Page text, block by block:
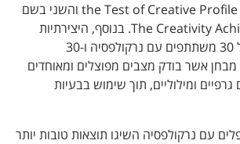
היצירתיות שלהם, אחד בשם the Test of Creative Profile והשני בשם
The Creativity Achievement Questionnaire. בנוסף, היצירתיות
נבדקה באופן אובייקטיבי אצל 30 משתתפים עם נרקולפסיה ו-30
אשר בודק מצבים מפוצלים ומאוחדים
ומילוליים, תוך שימוש בבעיות
עם נרקולפסיה השיגו תוצאות טובות יותר